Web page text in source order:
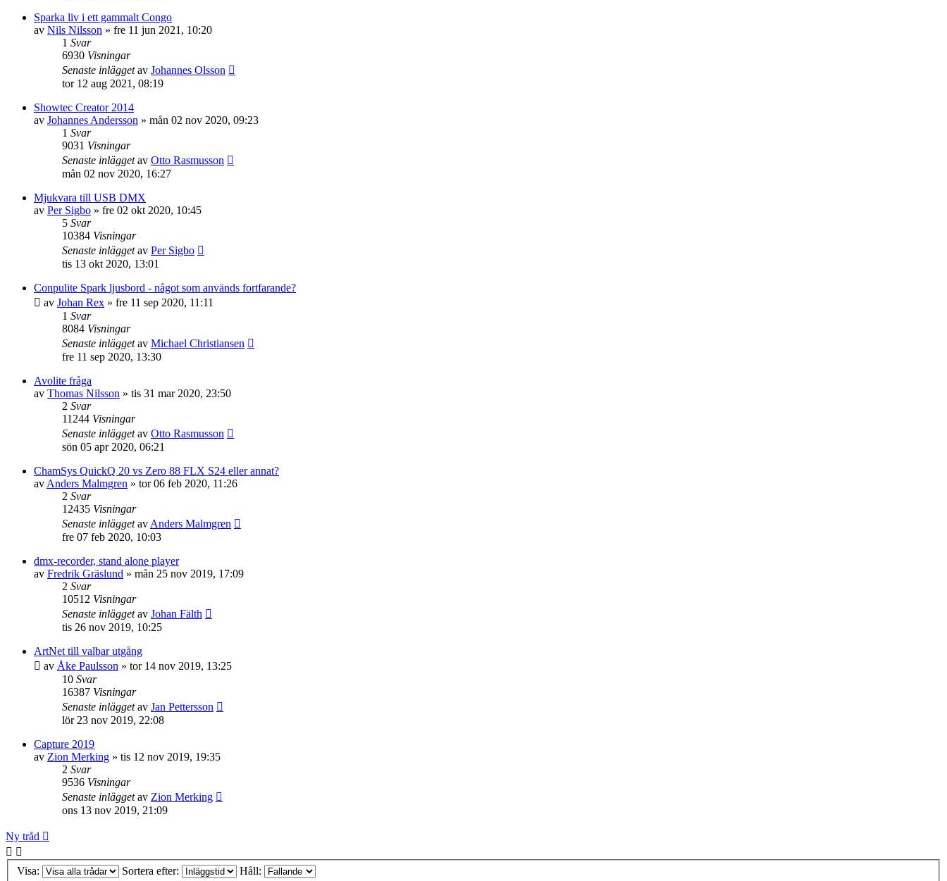
Sparka liv i ett gammalt Congo
av Nils Nilsson » fre 11 jun 2021, 10:20
1 Svar
6930 Visningar
Senaste inläggetav Johannes Olsson
tor 12 aug 2021, 08:19
Showtec Creator 2014
av Johannes Andersson » mån 02 nov 2020, 09:23
1 Svar
9031 Visningar
Senaste inläggetav Otto Rasmusson
mån 02 nov 2020, 16:27
Mjukvara till USB DMX
av Per Sigbo » fre 02 okt 2020, 10:45
5 Svar
10384 Visningar
Senaste inläggetav Per Sigbo
tis 13 okt 2020, 13:01
Conpulite Spark ljusbord - något som används fortfarande?
av Johan Rex » fre 11 sep 2020, 11:11
1 Svar
8084 Visningar
Senaste inläggetav Michael Christiansen
fre 11 sep 2020, 13:30
Avolite fråga
av Thomas Nilsson » tis 31 mar 2020, 23:50
2 Svar
11244 Visningar
Senaste inläggetav Otto Rasmusson
sön 05 apr 2020, 06:21
ChamSys QuickQ 20 vs Zero 88 FLX S24 eller annat?
av Anders Malmgren » tor 06 feb 2020, 11:26
2 Svar
12435 Visningar
Senaste inläggetav Anders Malmgren
fre 07 feb 2020, 10:03
dmx-recorder, stand alone player
av Fredrik Gräslund » mån 25 nov 2019, 17:09
2 Svar
10512 Visningar
Senaste inläggetav Johan Fälth
tis 26 nov 2019, 10:25
ArtNet till valbar utgång
av Åke Paulsson » tor 14 nov 2019, 13:25
10 Svar
16387 Visningar
Senaste inläggetav Jan Pettersson
lör 23 nov 2019, 22:08
Capture 2019
av Zion Merking » tis 12 nov 2019, 19:35
2 Svar
9536 Visningar
Senaste inläggetav Zion Merking
ons 13 nov 2019, 21:09
Ny tråd
Visa: Sortera efter: Håll: